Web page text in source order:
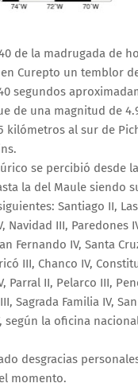
de la madrugada de
Curepto un temblor
segundos
de una magnitud de
kilómetros al sur de
se percibió desde
la del Maule siendo
Santiago II,
Navidad III, Paredones
Fernando IV, Santa
III, Chanco IV,
Parral II, Pelarco III,
Sagrada Familia IV,
según la oficina
desgracias
momento.